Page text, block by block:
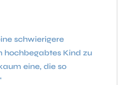
schwierigere
hochbegabtes Kind zu
eine, die so